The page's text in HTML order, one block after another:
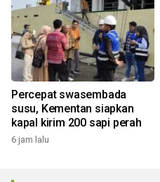
Percepat swasembada
susu, Kementan siapkan
kapal kirim 200 sapi perah
6 jam lalu